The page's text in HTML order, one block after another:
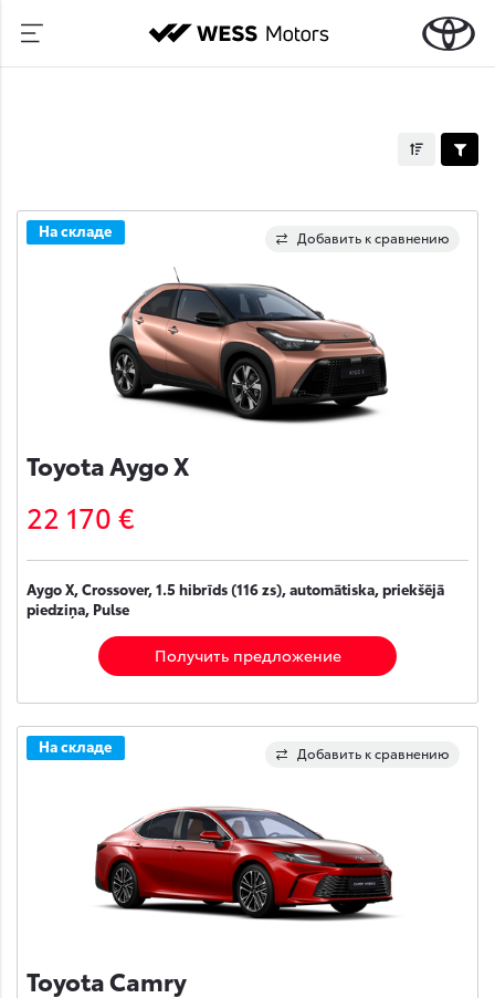
Добавить к сравнению
На складе
Toyota Aygo X
22 170 €
Aygo X, Crossover, 1.5 hibrīds (116 zs), automātiska, priekšējā
piedziņa, Pulse
Получить предложение
Добавить к сравнению
На складе
Toyota Camry